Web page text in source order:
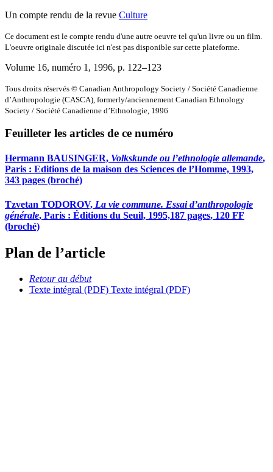
Un compte rendu de la revue Culture
Ce document est le compte rendu d'une autre oeuvre tel qu'un livre ou un film.
L'oeuvre originale discutée ici n'est pas disponible sur cette plateforme.
Volume 16, numéro 1, 1996, p. 122–123
Tous droits réservés © Canadian Anthropology Society / Société Canadienne
d’Anthropologie (CASCA), formerly/anciennement Canadian Ethnology
Society / Société Canadienne d’Ethnologie, 1996
Feuilleter les articles de ce numéro
Hermann BAUSINGER, Volkskunde ou l’ethnologie allemande,
Paris : Editions de la maison des Sciences de l’Homme, 1993,
343 pages (broché)
Tzvetan TODOROV, La vie commune. Essai d’anthropologie
générale, Paris : Éditions du Seuil, 1995,187 pages, 120 FF
(broché)
Plan de l’article
Retour au début
Texte intégral (PDF) Texte intégral (PDF)